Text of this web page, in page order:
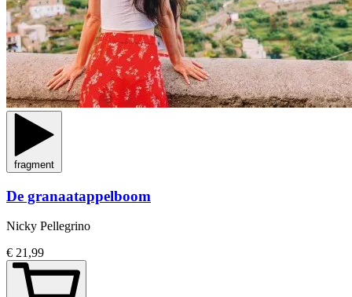
fragment
De granaatappelboom
Nicky Pellegrino
€ 21,99